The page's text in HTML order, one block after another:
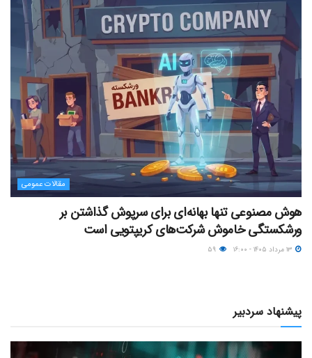
مقالات عمومی
هوش مصنوعی تنها بهانه‌ای برای سرپوش گذاشتن بر
ورشکستگی خاموش شرکت‌های کریپتویی است
پیشنهاد سردبیر